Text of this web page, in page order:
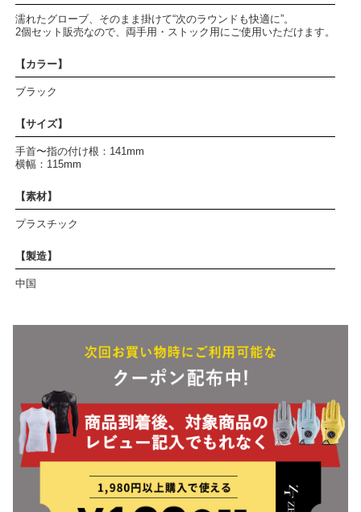
濡れたグローブ、そのまま掛けて“次のラウンドも快適に”。
2個セット販売なので、両手用・ストック用にご使用いただけます。
【カラー】
ブラック
【サイズ】
手首〜指の付け根：141mm
横幅：115mm
【素材】
プラスチック
【製造】
中国